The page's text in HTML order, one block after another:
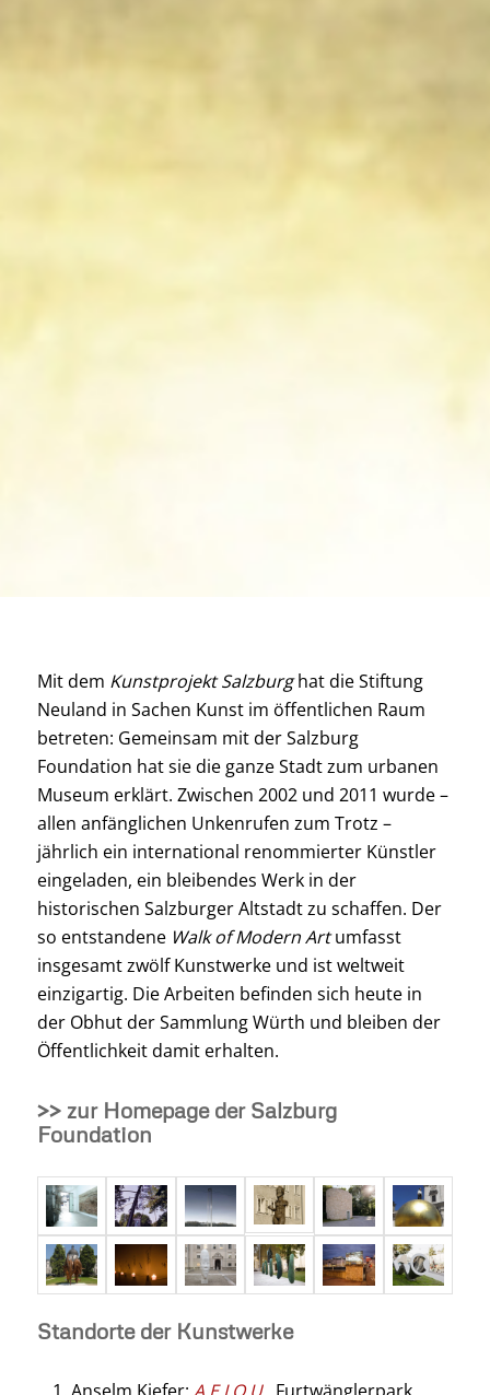
Mit dem Kunstprojekt Salzburghat die Stiftung
Neuland in Sachen Kunst im öffentlichen Raum
betreten: Gemeinsam mit der Salzburg
Foundation hat sie die ganze Stadt zum urbanen
Museum erklärt. Zwischen 2002 und 2011 wurde –
allen anfänglichen Unkenrufen zum Trotz –
jährlich ein international renommierter Künstler
eingeladen, ein bleibendes Werk in der
historischen Salzburger Altstadt zu schaffen. Der
so entstandene Walk of Modern Artumfasst
insgesamt zwölf Kunstwerke und ist weltweit
einzigartig. Die Arbeiten befinden sich heute in
der Obhut der Sammlung Würth und bleiben der
Öffentlichkeit damit erhalten.
>> zur Homepage der Salzburg
Foundation
Standorte der Kunstwerke